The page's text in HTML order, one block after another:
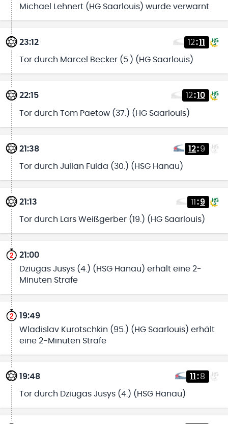
Michael Lehnert (HG Saarlouis) wurde verwarnt
23:12 12:11
Tor durch Marcel Becker (5.) (HG Saarlouis)
22:15 12:10
Tor durch Tom Paetow (37.) (HG Saarlouis)
21:38 12:9
Tor durch Julian Fulda (30.) (HSG Hanau)
21:13 11 :9
Tor durch Lars Weißgerber (19.) (HG Saarlouis)
21:00
Dziugas Jusys (4.) (HSG Hanau) erhält eine 2-
Minuten Strafe
19:49
Wladislav Kurotschkin (95.) (HG Saarlouis) erhält
eine 2-Minuten Strafe
19:48 11 :8
Tor durch Dziugas Jusys (4.) (HSG Hanau)